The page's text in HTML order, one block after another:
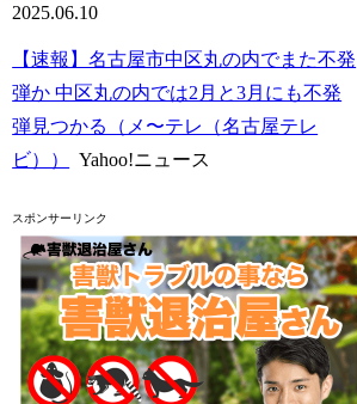
2025.06.10
【速報】名古屋市中区丸の内でまた不発
弾か 中区丸の内では2月と3月にも不発
弾見つかる（メ〜テレ（名古屋テレ
ビ））
Yahoo!ニュース
スポンサーリンク